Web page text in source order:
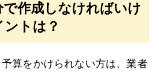
作成しなければいけ
トは？
算をかけられない方は、業者